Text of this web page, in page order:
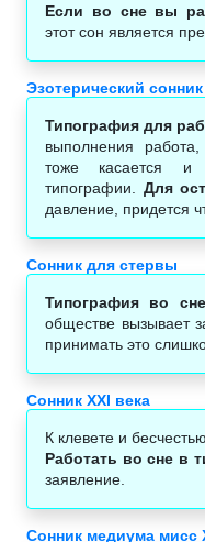
Если во сне вы
этот сон является
Эзотерический
Типография для
выполнения
тоже касается и
типографии. Для
давление, придется
Сонник для стервы
Типография во сне
обществе вызывает
принимать это
Сонник XXI века
К клевете и бесчестью.
Работать во сне в
заявление.
Сонник медиума мисс